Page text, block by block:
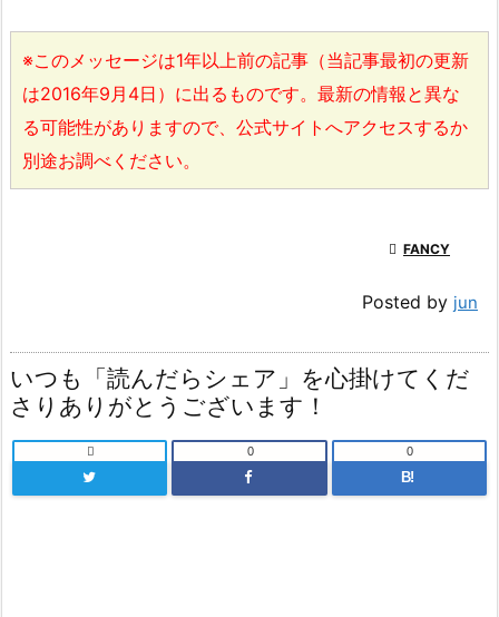
※このメッセージは1年以上前の記事（当記事最初の更新
は2016年9月4日）に出るものです。最新の情報と異な
る可能性がありますので、公式サイトへアクセスするか
別途お調べください。
 FANCY
Posted by jun
いつも「読んだらシェア」を心掛けてくだ
さりありがとうございます！
 0
B!
0